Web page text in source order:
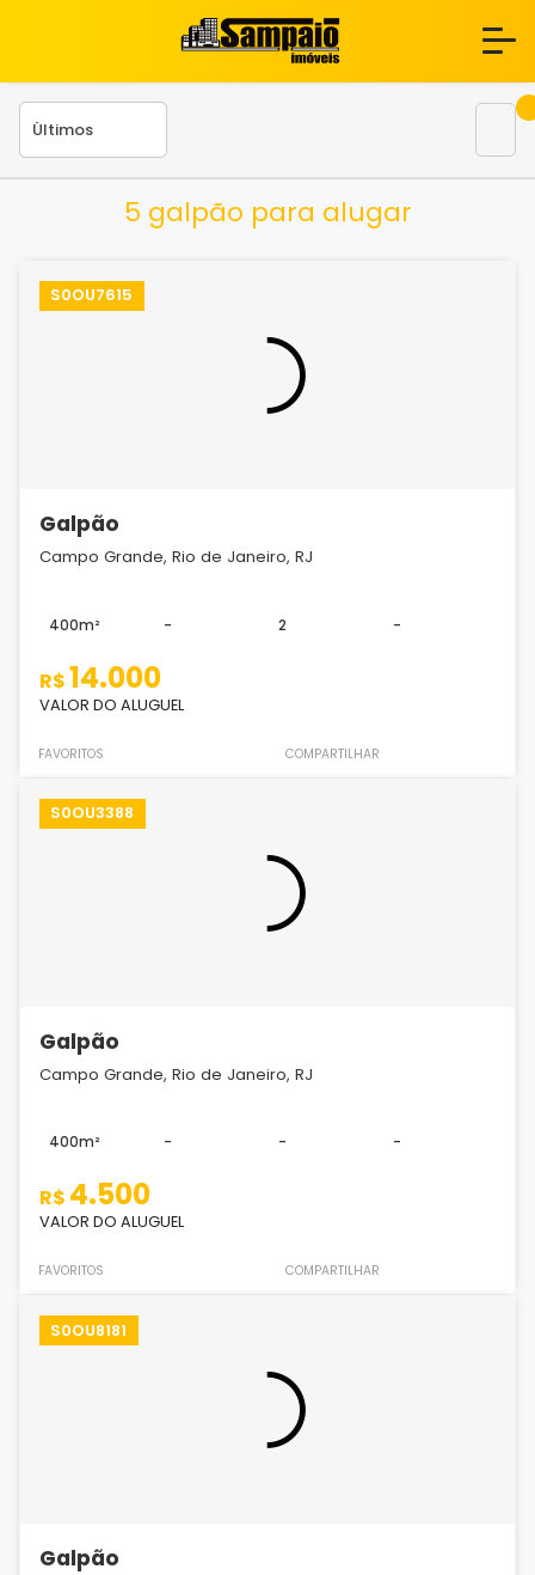
5 galpão para alugar
S0OU7615
Galpão
Campo Grande, Rio de Janeiro, RJ
400m² - 2 -
R$14.000
VALOR DO ALUGUEL
FAVORITOS COMPARTILHAR
S0OU3388
Galpão
Campo Grande, Rio de Janeiro, RJ
400m² - - -
R$ 4.500
VALOR DO ALUGUEL
FAVORITOS COMPARTILHAR
S0OU8181
Galpão